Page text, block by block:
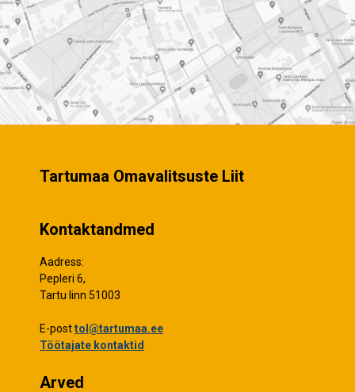
Tartumaa Omavalitsuste Liit
Kontaktandmed
Aadress:
Pepleri 6,
Tartu linn 51003
E-posttol@tartumaa.ee
Töötajate kontaktid
Arved